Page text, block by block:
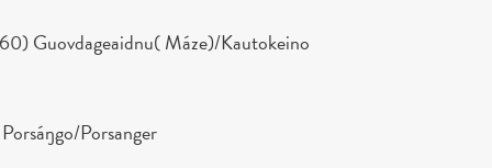
Guovdageaidnu( Máze)/Kautokeino
Porsanger